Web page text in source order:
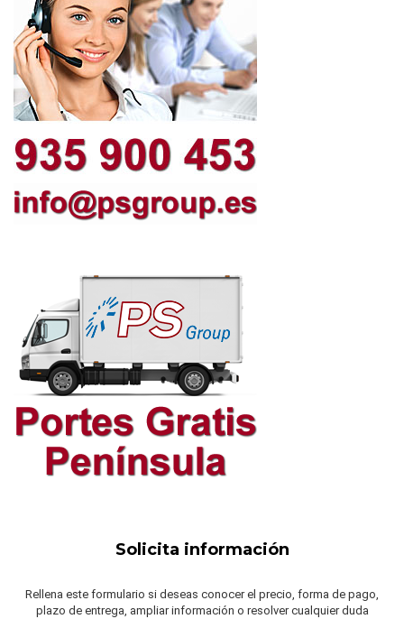
Solicita información
Rellena este formulario si deseas conocer el precio, forma de pago,
plazo de entrega, ampliar información o resolver cualquier duda